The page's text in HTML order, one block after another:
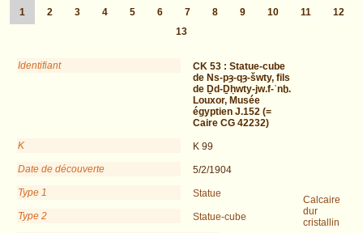
1
2 3 4 5 6 7 8 9 10 11
12
13
Identifiant CK 53 : Statue-cube
de Ns-pȝ-qȝ-šwty, fils
de Ḏd-Ḏḥwty-jw.f-ʿnḫ.
Louxor, Musée
égyptien J.152 (=
Caire CG 42232)
K
K 99
Date de découverte
5/2/1904
Type 1
Statue
Type 2
Statue-cube
Calcaire
dur
cristallin